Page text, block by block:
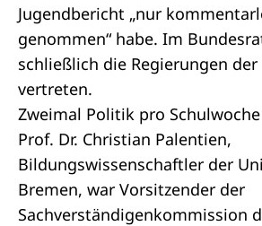
Jugendbericht „nur
genommen“ habe. Im
schließlich die Regierungen der
vertreten.
Zweimal Politik pro Schulwoche
Prof. Dr. Christian Palentien,
Bildungswissenschaftler der
Bremen, war Vorsitzender der
Sachverständigenkommission